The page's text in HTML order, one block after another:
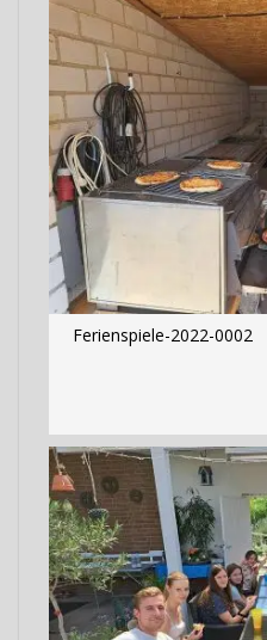
Ferienspiele-2022-0002